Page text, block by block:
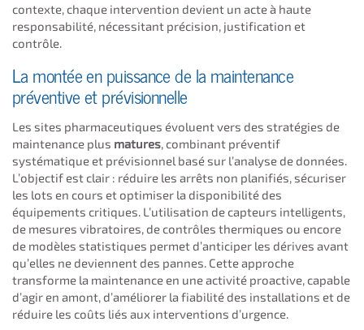
contexte, chaque intervention devient un acte à haute
responsabilité, nécessitant précision, justification et
contrôle.
La montée en puissance de la maintenance
préventive et prévisionnelle
Les sites pharmaceutiques évoluent vers des stratégies de
maintenance plus matures , combinant préventif
systématique et prévisionnel basé sur l’analyse de données.
L’objectif est clair : réduire les arrêts non planifiés, sécuriser
les lots en cours et optimiser la disponibilité des
équipements critiques. L’utilisation de capteurs intelligents,
de mesures vibratoires, de contrôles thermiques ou encore
de modèles statistiques permet d’anticiper les dérives avant
qu’elles ne deviennent des pannes. Cette approche
transforme la maintenance en une activité proactive, capable
d’agir en amont, d’améliorer la fiabilité des installations et de
réduire les coûts liés aux interventions d’urgence.